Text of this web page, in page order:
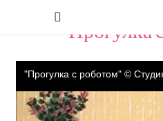
"Прогулка